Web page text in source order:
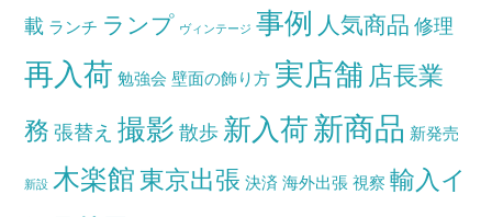
載 ランチ ランプ ヴィンテージ 事例 人気商品 修理
再入荷 勉強会 壁面の飾り方 実店舗 店長業
務 張替え 撮影 散歩 新入荷新商品 新発売
新設 木楽館 東京出張 決済 海外出張 視察 輸入イ